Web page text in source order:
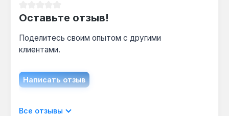
для работы ТЭНов суммарной мощностью 15
кВт, подключение к 220 В вызовет
перегрузку.
Оставьте отзыв!
Поделитесь своим опытом с другими
клиентами.
Написать отзыв
Отображать отзывы только на текущем
Все отзывы